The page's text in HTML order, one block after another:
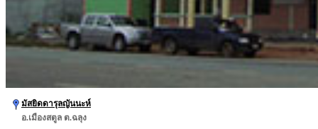
มัสยิดดารุลญันนะห์
อ.เมืองสตูล ต.ฉลุง